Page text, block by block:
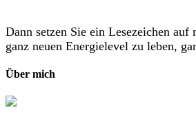
Dann setzen Sie ein Lesezeichen
ganz neuen Energielevel zu leben,
Über mich